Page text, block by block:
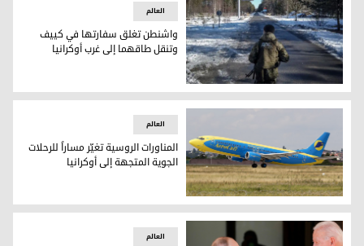
تقول واشنطن إن موسكو يمكن أن تغزو أوكرانيا في أي وقت
العالم
واشنطن تغلق سفارتها في كييف
وتنقل طاقهما إلى غرب أوكرانيا
إحدى طائرات الخطوط الجوية الأوكرانية - صورة ارشيفية
العالم
المناورات الروسية تغيّر مساراً للرحلات
الجوية المتجهة إلى أوكرانيا
العالم